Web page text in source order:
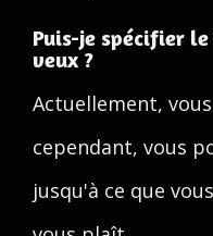
Puis-je spécifier
veux ?
Actuellement,
cependant, vous
jusqu'à ce que